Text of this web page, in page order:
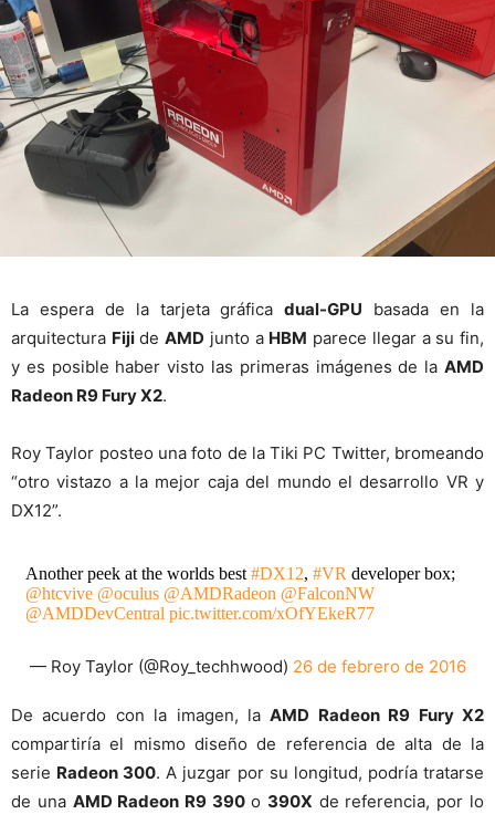
La espera de la tarjeta gráficadual-GPU basada en la
arquitectura FijideAMD junto a HBM parece llegar a su fin,
y es posible haber visto las primeras imágenes de la AMD
Radeon R9 Fury X2.
Roy Taylor posteo una foto de la Tiki PC Twitter, bromeando
“otro vistazo a la mejor caja del mundo el desarrollo VR y
DX12”.
Another peek at the worlds best#DX12,#VR developer box;
@htcvive @oculus @AMDRadeon @FalconNW
@AMDDevCentral pic.twitter.com/xOfYEkeR77
— Roy Taylor (@Roy_techhwood) 26 de febrero de 2016
De acuerdo con la imagen, laAMD Radeon R9 Fury X2
compartiría el mismo diseño de referencia de alta de la
serie Radeon 300. A juzgar por su longitud, podría tratarse
de una AMD Radeon R9 390 o 390X de referencia, por lo